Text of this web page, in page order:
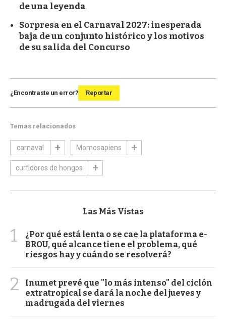
de una leyenda
Sorpresa en el Carnaval 2027: inesperada
baja de un conjunto histórico y los motivos
de su salida del Concurso
¿Encontraste un error? Reportar
Temas relacionados
carnaval Momosapiens
curtidores de hongos
Las Más Vistas
1
¿Por qué está lenta o se cae la plataforma e-
BROU, qué alcance tiene el problema, qué
riesgos hay y cuándo se resolverá?
2
Inumet prevé que "lo más intenso" del ciclón
extratropical se dará la noche del jueves y
madrugada del viernes